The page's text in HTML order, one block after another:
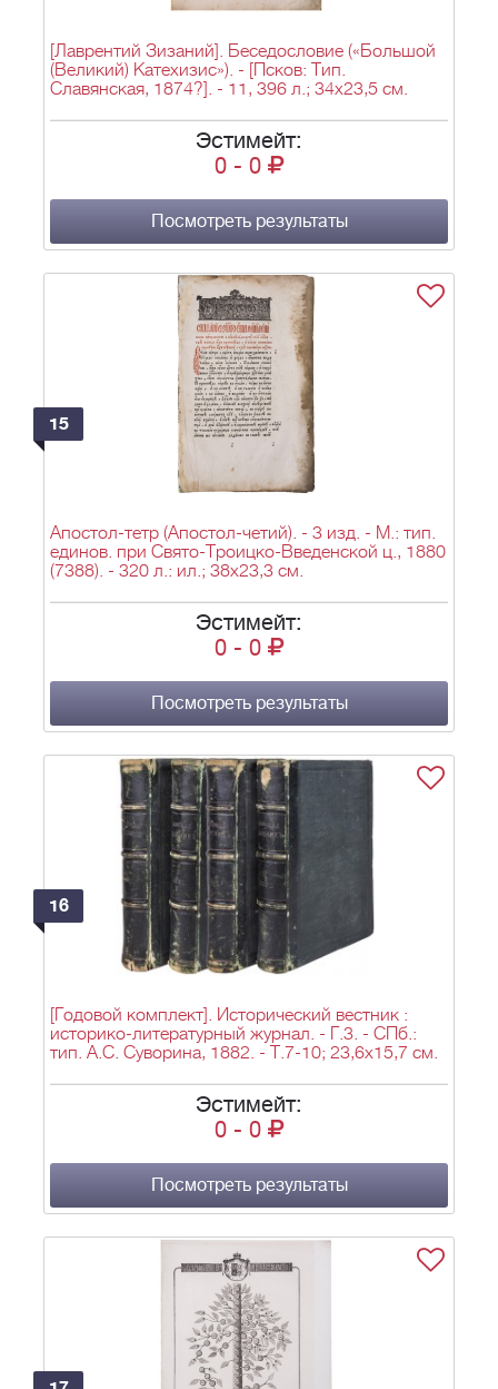
[Лаврентий Зизаний]. Беседословие («Большой
(Великий) Катехизис»). - [Псков: Тип.
Славянская, 1874?]. - 11, 396 л.; 34х23,5 см.
Эстимейт:
0 - 0
Посмотреть результаты
15
Апостол-тетр (Апостол-четий). - 3 изд. - М.: тип.
единов. при Свято-Троицко-Введенской ц., 1880
(7388). - 320 л.: ил.; 38х23,3 см.
Эстимейт:
0 - 0
Посмотреть результаты
16
[Годовой комплект]. Исторический вестник :
историко-литературный журнал. - Г.3. - СПб.:
тип. А.С. Суворина, 1882. - Т.7-10; 23,6х15,7 см.
Эстимейт:
0 - 0
Посмотреть результаты